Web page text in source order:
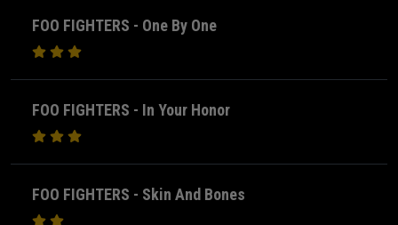
FOO FIGHTERS - One By One
FOO FIGHTERS - In Your Honor
FOO FIGHTERS - Skin And Bones